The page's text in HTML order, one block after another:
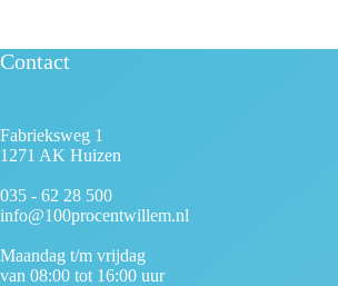
Contact
Fabrieksweg 1
1271 AK Huizen
035 - 62 28 500
info@100procentwillem.nl
Maandag t/m vrijdag
van 08:00 tot 16:00 uur